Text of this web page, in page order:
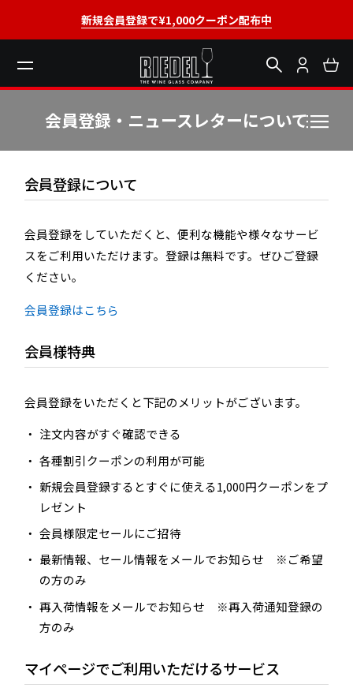
新規会員登録で¥1,000クーポン配布中
会員登録・ニュースレターについて
会員登録について
会員登録をしていただくと、便利な機能や様々なサービ
スをご利用いただけます。登録は無料です。ぜひご登録
ください。
会員登録はこちら
会員様特典
会員登録をいただくと下記のメリットがございます。
注文内容がすぐ確認できる
各種割引クーポンの利用が可能
新規会員登録するとすぐに使える1,000円クーポンをプ
レゼント
会員様限定セールにご招待
最新情報、セール情報をメールでお知らせ ※ご希望
の方のみ
再入荷情報をメールでお知らせ ※再入荷通知登録の
方のみ
マイページでご利用いただけるサービス